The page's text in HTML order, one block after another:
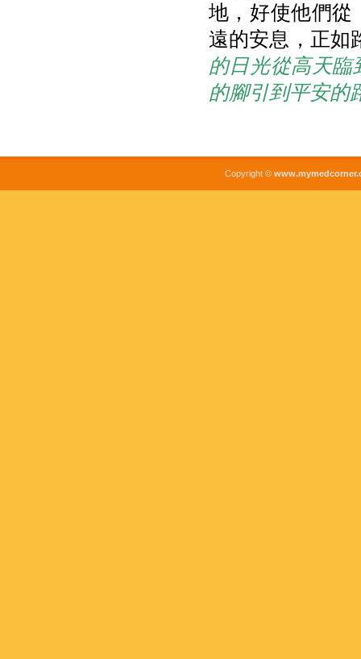
地，好使他們從
遠的安息，正如
的日光從高天
的腳引到平安的
Copyright ©